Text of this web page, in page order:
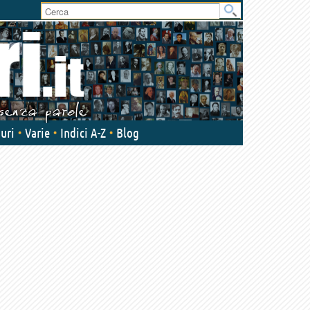
User
area
Varie Indici A-Z Blog